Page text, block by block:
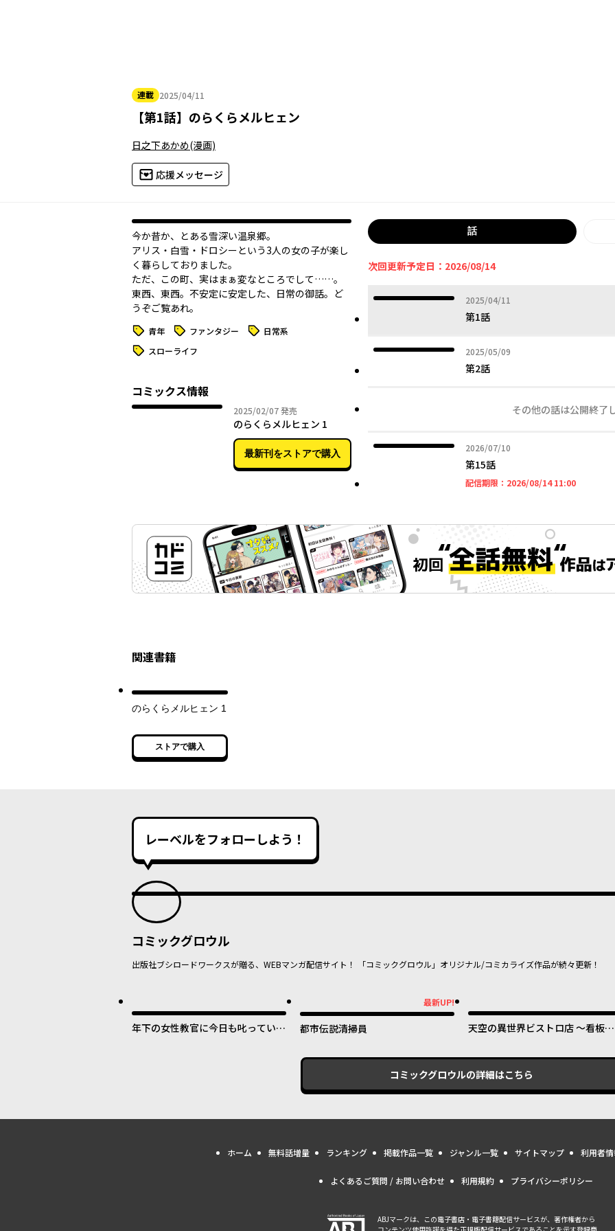
連載 2025/04/11
2025年04月11日
【第1話】 のらくらメルヒェン
日之下あかめ(漫画)
応援メッセージ
今か昔か、とある雪深い温泉郷。
アリス・白雪・ドロシーという3人の女の子が楽し
く暮らしておりました。
ただ、この町、実はまぁ変なところでして……。
東西、東西。不安定に安定した、日常の御話。ど
うぞご覧あれ。
タグ 青年 タグ ファンタジー タグ 日常系
タグ スローライフ
コミックス情報
2025/02/072025年02月07日
発売
のらくらメルヒェン 1
最新刊をストアで購入
話
次回更新予定日：2026/08/14
2025/04/11
2025年04月11日
第1話
2025/05/09
2025年05月09日
第2話
その他の話は公開終了
2026/07/10
2026年07月10日
第15話
配信期限： 2026/08/14 11:002026年08
関連書籍
のらくらメルヒェン 1
ストアで購入
レーベルをフォローしよう！
コミックグロウル
出版社ブシロードワークスが贈る、WEBマンガ配信サイト！ 「コミックグロウル」オリジナル/コミカライズ作品が続々更新！
年下の女性教官に今日も叱っていた
最新UP!
都市伝説清掃員
天空の異世界ビストロ店 ～看板娘
コミックグロウルの詳細はこちら
ホーム 無料話増量 ランキング 掲載作品一覧 ジャンル一覧 サイトマップ 利用者
よくあるご質問 / お問い合わせ 利用規約 プライバシーポリシー
ABJマークは、この電子書店・電子書籍配信サービスが、著作権者から